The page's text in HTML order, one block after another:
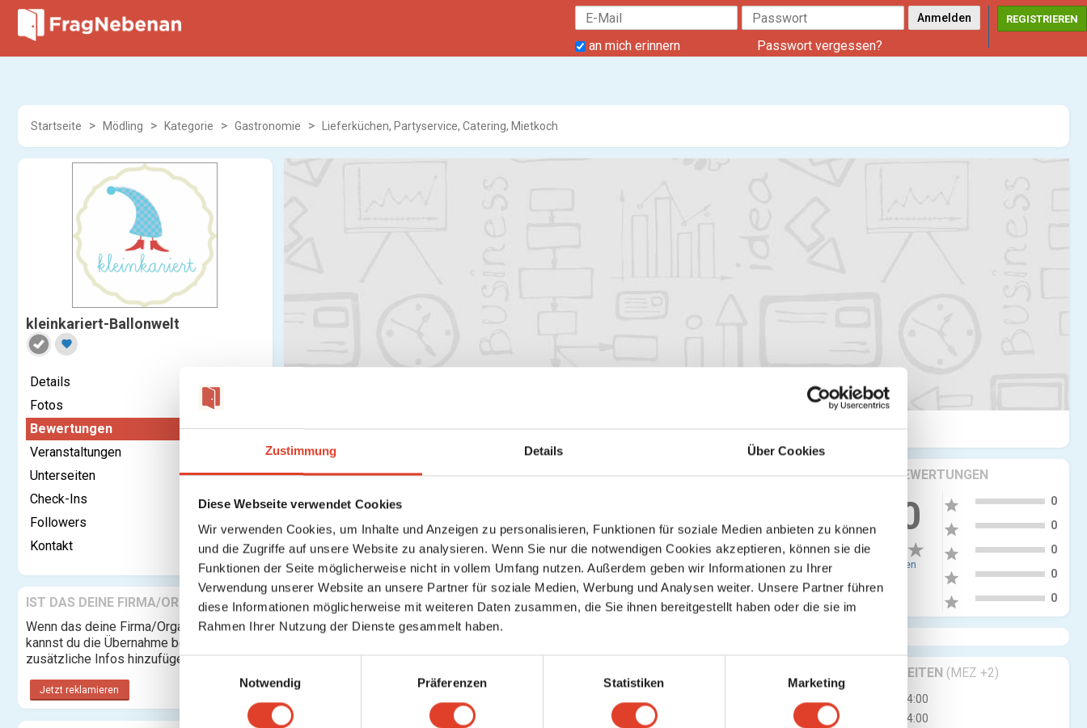
Zustimmung Details Über Cookies
Diese Webseite verwendet Cookies
Wir verwenden Cookies, um Inhalte und Anzeigen zu personalisieren, Funktionen für soziale Medien anbieten zu können
und die Zugriffe auf unsere Website zu analysieren. Wenn Sie nur die notwendigen Cookies akzeptieren, können sie die
Funktionen der Seite möglicherweise nicht in vollem Umfang nutzen. Außerdem geben wir Informationen zu Ihrer
Verwendung unserer Website an unsere Partner für soziale Medien, Werbung und Analysen weiter. Unsere Partner führen
diese Informationen möglicherweise mit weiteren Daten zusammen, die Sie ihnen bereitgestellt haben oder die sie im
Rahmen Ihrer Nutzung der Dienste gesammelt haben.
E
w
Notwendig Präferenzen Statistiken Marketing
an mich erinnern Passwort vergessen?
REGISTRIEREN
Startseite Mödling Kategorie Gastronomie Lieferküchen, Partyservice, Catering, Mietkoch
kleinkariert-Ballonwelt
favorite
Details
Fotos
Bewertungen
Veranstaltungen
Unterseiten
Check-Ins
Followers
Kontakt
IST DAS DEINE FIRMA/ORGANISATION?
Wenn das deine Firma/Organisation ist,
kannst du die Übernahme beantragen und
zusätzliche Infos hinzufügen.
Jetzt reklamieren
Kontaktieren
KRITIKEN & BEWERTUNGEN
0.00
0 Bewertungen
star 0
star 0
star 0
star 0
star 0
GESCHÄFTSZEITEN (MEZ +2)
10:00 - 14:00
Do
10:00 - 14:00
Keine weiteren Ergebnisse gefunden